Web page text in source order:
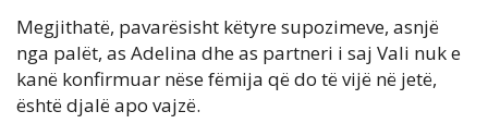
Megjithatë, pavarësisht këtyre supozimeve, asnjë
nga palët, as Adelina dhe as partneri i saj Vali nuk e
kanë konfirmuar nëse fëmija që do të vijë në jetë,
është djalë apo vajzë.